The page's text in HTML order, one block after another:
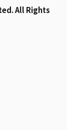
All Rights